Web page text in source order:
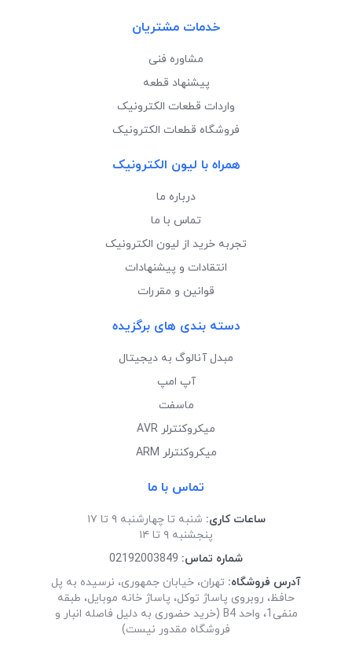
خدمات مشتریان
مشاوره فنی
پیشنهاد قطعه
واردات قطعات الکترونیک
فروشگاه قطعات الکترونیک
همراه با لیون الکترونیک
درباره ما
تماس با ما
تجربه خرید از لیون الکترونیک
انتقادات و پیشنهادات
قوانین و مقررات
دسته بندی های برگزیده
مبدل آنالوگ به دیجیتال
آپ امپ
ماسفت
میکروکنترلر AVR
میکروکنترلر ARM
تماس با ما
ساعات کاری: شنبه تا چهارشنبه ۹ تا ۱۷
پنجشنبه ۹ تا ۱۴
شماره تماس: 02192003849
آدرس فروشگاه: تهران، خیابان جمهوری، نرسیده به پل
حافظ، روبروی پاساژ توکل، پاساژ خانه موبایل، طبقه
منفی1، واحد B4 (خرید حضوری به دلیل فاصله انبار و
فروشگاه مقدور نیست)